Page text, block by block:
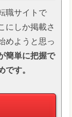
職サイトで
にしか掲載さ
めようと思っ
簡単に把握で
です。